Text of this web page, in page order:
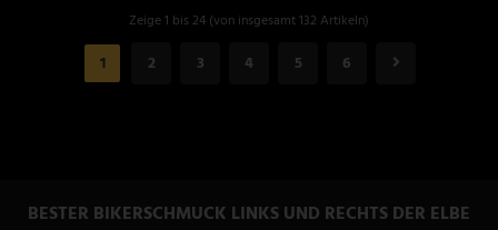
Zeige 1 bis 24 (von insgesamt 132 Artikeln)
1 2 3 4 5 6
BESTER BIKERSCHMUCK LINKS UND RECHTS DER ELBE